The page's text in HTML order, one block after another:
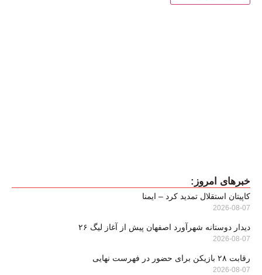
خبرهای امروز:
کاپیتان استقلال تمدید کرد – ایمنا
2026-08-07
دیدار دوستانه شهرآورد اصفهان پیش از آغاز لیگ ۲۶
2026-08-07
رقابت ۲۸ بازیکن برای حضور در فهرست نهایی
2026-08-07